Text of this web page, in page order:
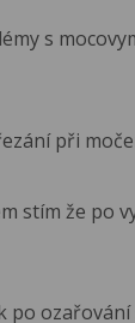
s
při
stím že po
po